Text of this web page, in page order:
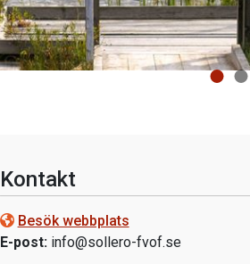
Kontakt
Besök webbplats
E-post: info@sollero-fvof.se